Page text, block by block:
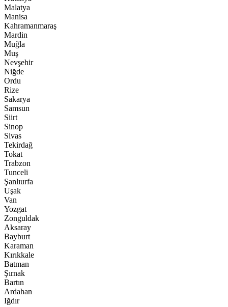
Malatya
Manisa
Kahramanmaraş
Mardin
Muğla
Muş
Nevşehir
Niğde
Ordu
Rize
Sakarya
Samsun
Siirt
Sinop
Sivas
Tekirdağ
Tokat
Trabzon
Tunceli
Şanlıurfa
Uşak
Van
Yozgat
Zonguldak
Aksaray
Bayburt
Karaman
Kırıkkale
Batman
Şırnak
Bartın
Ardahan
Iğdır